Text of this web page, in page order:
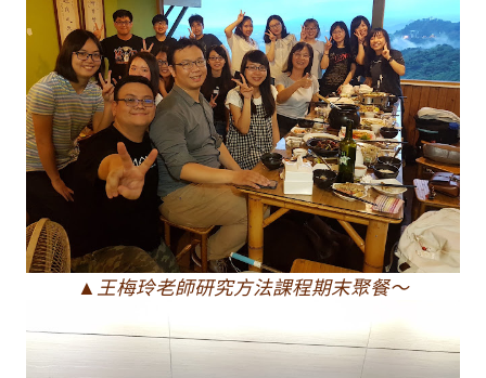
▲王梅玲老師研究方法課程期末聚餐～